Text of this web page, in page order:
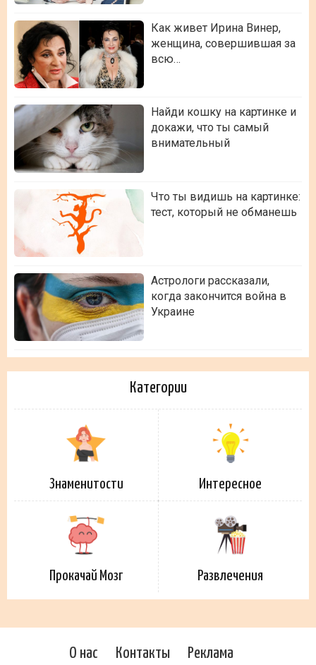
Как живет Ирина Винер,
женщина, совершившая за
всю…
Найди кошку на картинке и
докажи, что ты самый
внимательный
Что ты видишь на картинке:
тест, который не обманешь
Астрологи рассказали,
когда закончится война в
Украине
Категории
Знаменитости Интересное
Прокачай Мозг Развлечения
О нас Контакты Реклама